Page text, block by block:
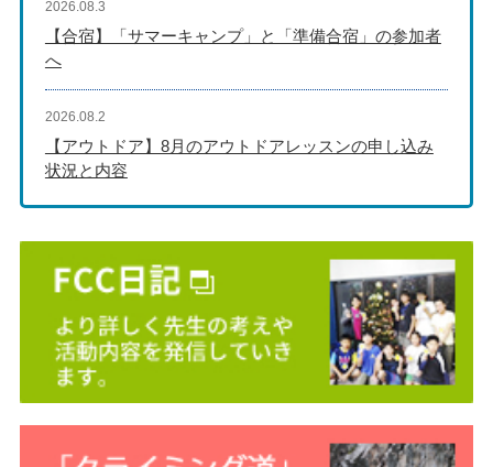
【合宿】「サマーキャンプ」と「準備合宿」の参加者
へ
2026.08.3
【アウトドア】8月のアウトドアレッスンの申し込み
状況と内容
2026.08.2